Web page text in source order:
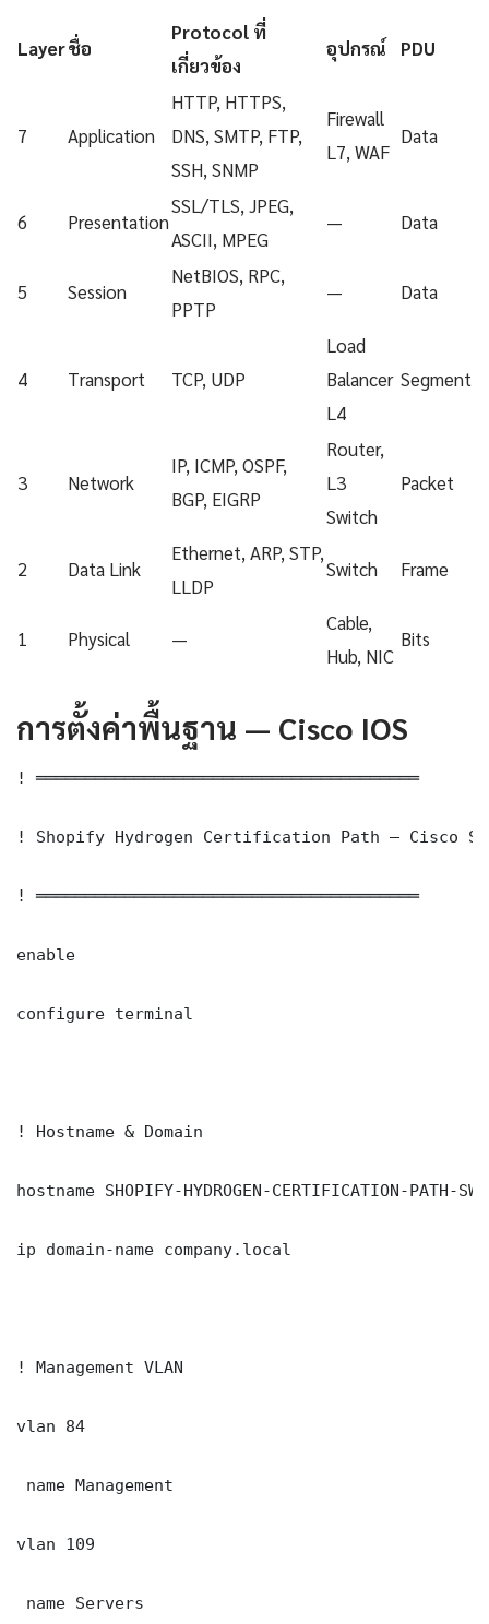
Layerชื่อ
Protocol ที่
เกี่ยวข้อง
อุปกรณ์ PDU
7 Application
HTTP, HTTPS,
DNS, SMTP, FTP,
SSH, SNMP
Firewall
L7, WAF
Data
6 Presentation
SSL/TLS, JPEG,
ASCII, MPEG
— Data
5 Session
NetBIOS, RPC,
PPTP
— Data
4 Transport TCP, UDP
Load
Balancer
L4
Segment
3 Network
IP, ICMP, OSPF,
BGP, EIGRP
Router,
L3
Switch
Packet
2 Data Link
Ethernet, ARP, STP,
LLDP
Switch Frame
1 Physical —
Cable,
Hub, NIC
Bits
การตั้งค่าพื้นฐาน — Cisco IOS
! ═══════════════════════════════════════
! Shopify Hydrogen Certification Path — Cisco
! ═══════════════════════════════════════
enable
configure terminal
! Hostname & Domain
hostname SHOPIFY-HYDROGEN-CERTIFICATION-PATH-
ip domain-name company.local
! Management VLAN
vlan 84
name Management
vlan 109
name Servers